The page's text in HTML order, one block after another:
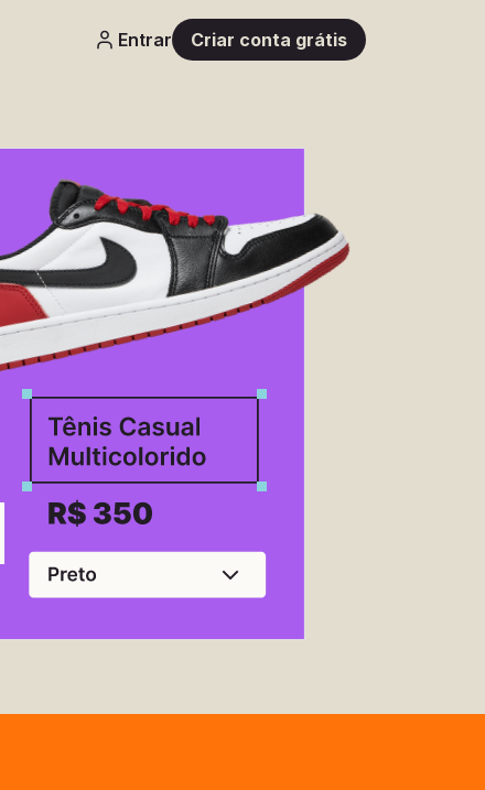
Entrar Criar conta grátis